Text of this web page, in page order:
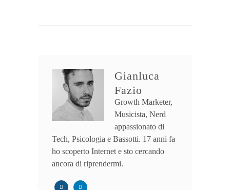
Gianluca
Fazio
Growth Marketer,
Musicista, Nerd
appassionato di
Tech, Psicologia e Bassotti. 17 anni fa
ho scoperto Internet e sto cercando
ancora di riprendermi.